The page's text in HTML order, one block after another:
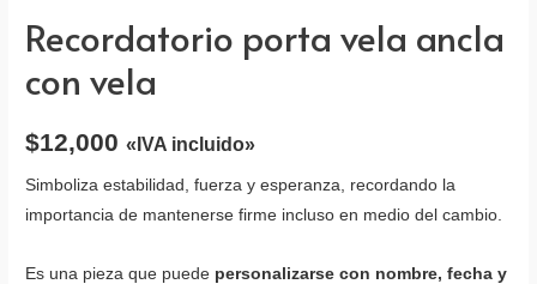
Recordatorio porta vela ancla
con vela
$12,000 «IVA incluido»
Simboliza estabilidad, fuerza y esperanza, recordando la
importancia de mantenerse firme incluso en medio del cambio.
Es una pieza que puede personalizarse con nombre, fecha y